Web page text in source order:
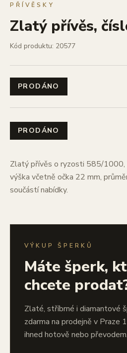
PŘÍVĚSKY
Zlatý přívěs,
Kód produktu: 20577
PRODÁNO
PRODÁNO
Zlatý přívěs o ryzosti 585/1000,
výška včetně očka 22 mm,
součástí nabídky.
VÝKUP ŠPERKŮ
Máte šperk,
chcete
Zlaté, stříbrné i diamantové
zdarma na prodejně v Praze
ihned hotově nebo převodem.